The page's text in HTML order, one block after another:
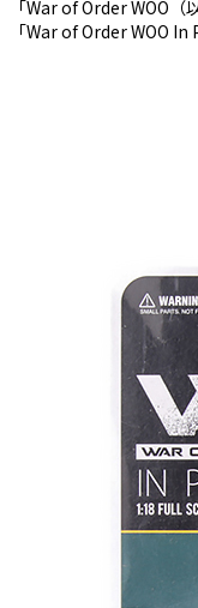
「War of Order WOO（
「War of Order WOO